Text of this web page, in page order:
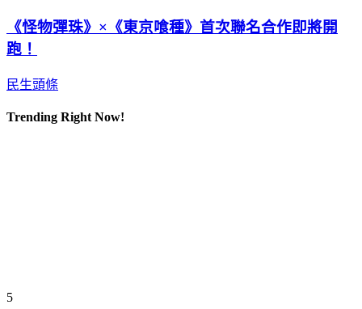
《怪物彈珠》×《東京喰種》首次聯名合作即將開
跑！
民生頭條
Trending Right Now!
5